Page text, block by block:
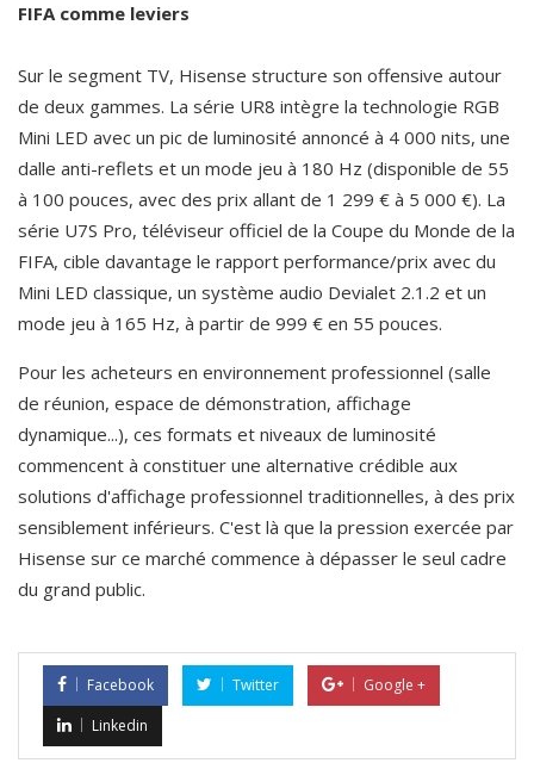
FIFA comme leviers
Sur le segment TV, Hisense structure son offensive autour
de deux gammes. La série UR8 intègre la technologie RGB
Mini LED avec un pic de luminosité annoncé à 4 000 nits, une
dalle anti-reflets et un mode jeu à 180 Hz (disponible de 55
à 100 pouces, avec des prix allant de 1 299 € à 5 000 €). La
série U7S Pro, téléviseur officiel de la Coupe du Monde de la
FIFA, cible davantage le rapport performance/prix avec du
Mini LED classique, un système audio Devialet 2.1.2 et un
mode jeu à 165 Hz, à partir de 999 € en 55 pouces.
Pour les acheteurs en environnement professionnel (salle
de réunion, espace de démonstration, affichage
dynamique...), ces formats et niveaux de luminosité
commencent à constituer une alternative crédible aux
solutions d'affichage professionnel traditionnelles, à des prix
sensiblement inférieurs. C'est là que la pression exercée par
Hisense sur ce marché commence à dépasser le seul cadre
du grand public.
Facebook Twitter
Google +
Linkedin